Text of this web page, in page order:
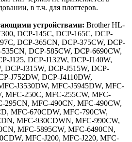
в т.ч. для плоттеров.
устройствами: Brother HL-
DCP-145C, DCP-165C, DCP-
DCP-365CN, DCP-375CW, DCP-
DCP-585CW, DCP-6690CW,
J125, DCP-J132W, DCP-J140W,
DCP-J315W, DCP-J515W, DCP-
J752DW, DCP-J4110DW,
J3530DW, MFC-J5945DW, MFC-
MFC-250C, MFC-255CW, MFC-
295CN, MFC-490CN, MFC-490CW,
MFC-670CDW, MFC-790CW,
MFC-930CDWN, MFC-990CW,
MFC-5895CW, MFC-6490CN,
MFC-J200, MFC-J220, MFC-